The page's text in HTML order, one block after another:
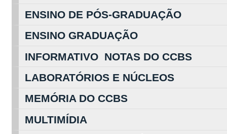
ENSINO DE PÓS-GRADUAÇÃO
ENSINO GRADUAÇÃO
INFORMATIVO NOTAS DO CCBS
LABORATÓRIOS E NÚCLEOS
MEMÓRIA DO CCBS
MULTIMÍDIA